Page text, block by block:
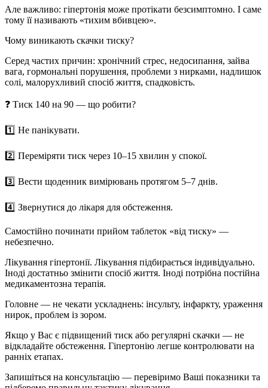
Але важливо: гіпертонія може протікати безсимптомно. І саме
тому її називають «тихим вбивцею».
Чому виникають скачки тиску?
Серед частих причин: хронічний стрес, недосипання, зайва
вага, гормональні порушення, проблеми з нирками, надлишок
солі, малорухливий спосіб життя, спадковість.
❓ Тиск 140 на 90 — що робити?
1️⃣ Не панікувати.
2️⃣ Переміряти тиск через 10–15 хвилин у спокої.
3️⃣ Вести щоденник вимірювань протягом 5–7 днів.
4️⃣ Звернутися до лікаря для обстеження.
Самостійно починати прийом таблеток «від тиску» —
небезпечно.
Лікування гіпертонії. Лікування підбирається індивідуально.
Іноді достатньо змінити спосіб життя. Іноді потрібна постійна
медикаментозна терапія.
Головне — не чекати ускладнень: інсульту, інфаркту, ураження
нирок, проблем із зором.
Якщо у Вас є підвищений тиск або регулярні скачки — не
відкладайте обстеження. Гіпертонію легше контролювати на
ранніх етапах.
Запишіться на консультацію — перевіримо Ваші показники та